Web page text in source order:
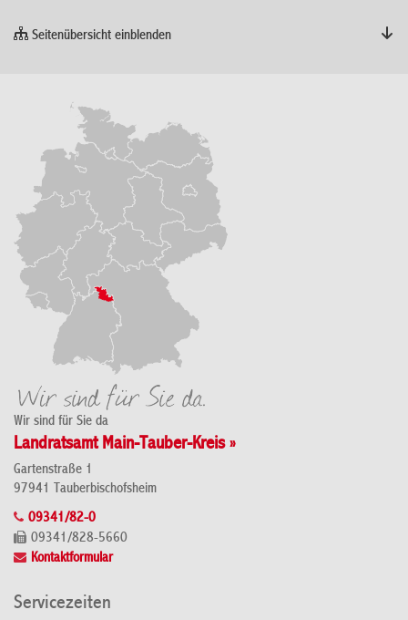
Seitenübersicht einblenden
Wir sind für Sie da
Landratsamt Main-Tauber-Kreis »
Gartenstraße 1
97941 Tauberbischofsheim
09341/82-0
09341/828-5660
Kontaktformular
Servicezeiten